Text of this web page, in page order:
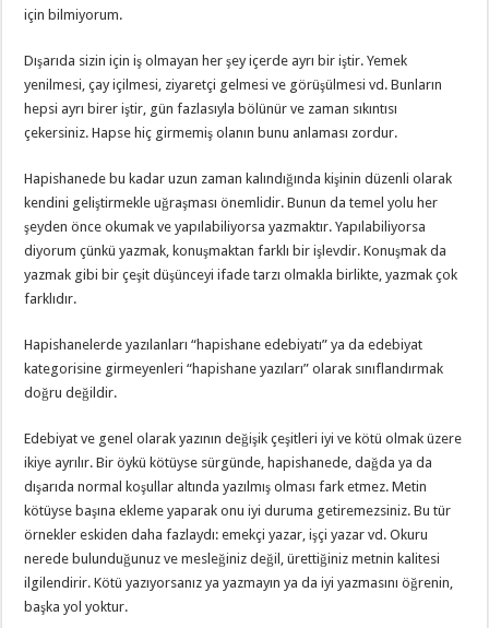
için bilmiyorum.
Dışarıda sizin için iş olmayan her şey içerde ayrı bir iştir. Yemek
yenilmesi, çay içilmesi, ziyaretçi gelmesi ve görüşülmesi vd. Bunların
hepsi ayrı birer iştir, gün fazlasıyla bölünür ve zaman sıkıntısı
çekersiniz. Hapse hiç girmemiş olanın bunu anlaması zordur.
Hapishanede bu kadar uzun zaman kalındığında kişinin düzenli olarak
kendini geliştirmekle uğraşması önemlidir. Bunun da temel yolu her
şeyden önce okumak ve yapılabiliyorsa yazmaktır. Yapılabiliyorsa
diyorum çünkü yazmak, konuşmaktan farklı bir işlevdir. Konuşmak da
yazmak gibi bir çeşit düşünceyi ifade tarzı olmakla birlikte, yazmak çok
farklıdır.
Hapishanelerde yazılanları “hapishane edebiyatı” ya da edebiyat
kategorisine girmeyenleri “hapishane yazıları” olarak sınıflandırmak
doğru değildir.
Edebiyat ve genel olarak yazının değişik çeşitleri iyi ve kötü olmak üzere
ikiye ayrılır. Bir öykü kötüyse sürgünde, hapishanede, dağda ya da
dışarıda normal koşullar altında yazılmış olması fark etmez. Metin
kötüyse başına ekleme yaparak onu iyi duruma getiremezsiniz. Bu tür
örnekler eskiden daha fazlaydı: emekçi yazar, işçi yazar vd. Okuru
nerede bulunduğunuz ve mesleğiniz değil, ürettiğiniz metnin kalitesi
ilgilendirir. Kötü yazıyorsanız ya yazmayın ya da iyi yazmasını öğrenin,
başka yol yoktur.